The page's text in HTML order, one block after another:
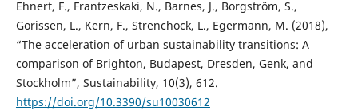
Ehnert, F., Frantzeskaki, N., Barnes, J., Borgström, S.,
Gorissen, L., Kern, F., Strenchock, L., Egermann, M. (2018),
“The acceleration of urban sustainability transitions: A
comparison of Brighton, Budapest, Dresden, Genk, and
Stockholm”, Sustainability, 10(3), 612.
https://doi.org/10.3390/su10030612